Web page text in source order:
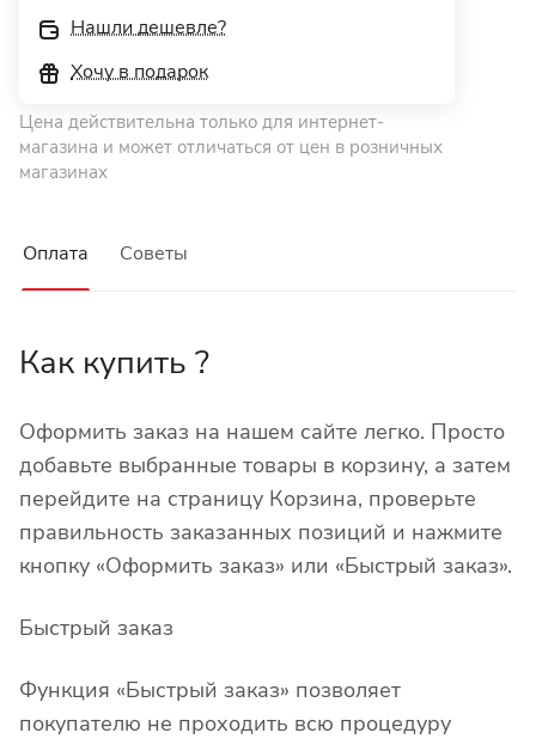
Нашли дешевле?
Хочу в подарок
Цена действительна только для интернет-
магазина и может отличаться от цен в розничных
магазинах
Оплата Советы
Как купить ?
Оформить заказ на нашем сайте легко. Просто
добавьте выбранные товары в корзину, а затем
перейдите на страницу Корзина, проверьте
правильность заказанных позиций и нажмите
кнопку «Оформить заказ» или «Быстрый заказ».
Быстрый заказ
Функция «Быстрый заказ» позволяет
покупателю не проходить всю процедуру